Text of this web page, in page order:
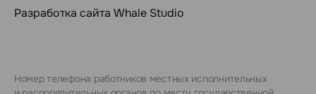
Разработка сайта Whale Studio
Номер телефона работников местных исполнительных